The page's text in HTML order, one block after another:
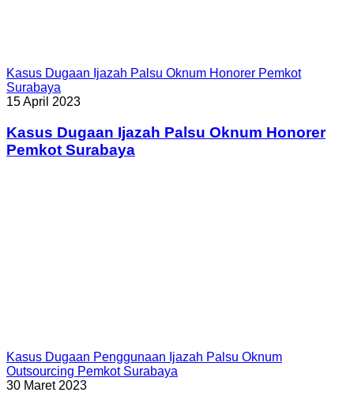
Kasus Dugaan Ijazah Palsu Oknum Honorer Pemkot
Surabaya
15 April 2023
Kasus Dugaan Ijazah Palsu Oknum Honorer
Pemkot Surabaya
Kasus Dugaan Penggunaan Ijazah Palsu Oknum
Outsourcing Pemkot Surabaya
30 Maret 2023